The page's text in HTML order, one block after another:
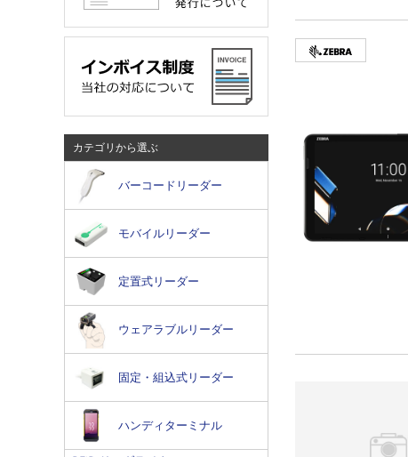
カテゴリから選ぶ
バーコードリーダー
モバイルリーダー
定置式リーダー
ウェアラブルリーダー
固定・組込式リーダー
ハンディターミナル